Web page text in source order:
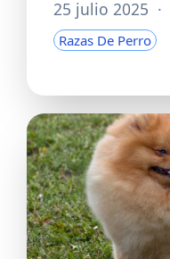
25 julio 2025 ·
Razas De Perro